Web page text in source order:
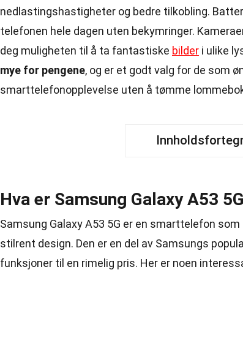
nedlastingshastigheter og bedre tilkobling.
telefonen hele dagen uten bekymringer.
deg muligheten til å ta fantastiske bilder i ulike
mye for pengene, og er et godt valg for de som
smarttelefonopplevelse uten å tømme
Hva er Samsung Galaxy A53
Samsung Galaxy A53 5G er en smarttelefon
stilrent design. Den er en del av Samsungs
funksjoner til en rimelig pris. Her er noen